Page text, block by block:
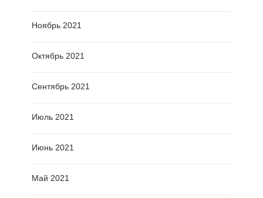
Ноябрь 2021
Октябрь 2021
Сентябрь 2021
Июль 2021
Июнь 2021
Май 2021